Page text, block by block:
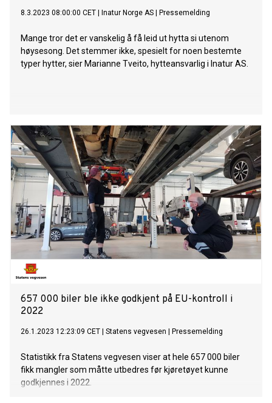
8.3.2023 08:00:00 CET Inatur Norge AS Pressemelding
Mange tror det er vanskelig å få leid ut hytta si utenom
høysesong. Det stemmer ikke, spesielt for noen bestemte
typer hytter, sier Marianne Tveito, hytteansvarlig i Inatur AS.
657 000 biler ble ikke godkjent på EU-kontroll i
2022
26.1.2023 12:23:09 CET Statens vegvesen Pressemelding
Statistikk fra Statens vegvesen viser at hele 657 000 biler
fikk mangler som måtte utbedres før kjøretøyet kunne
godkjennes i 2022.